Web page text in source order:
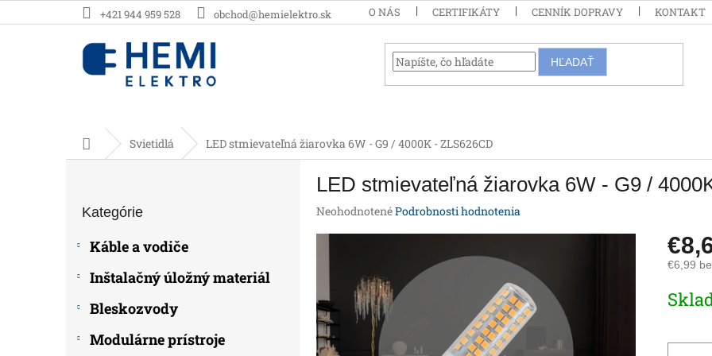
na
+421 944 959 528 obchod@hemielektro.sk O NÁS CERTIFIKÁTY CENNÍK DOPRAVY KONTAKT
HĽADAŤ
DomovSvietidlá LED stmievateľná žiarovka 6W - G9 / 4000K - ZLS626CD
kategórie
Kategórie
Káble a vodiče
Inštalačný úložný materiál
Bleskozvody
Modulárne prístroje
LED stmievateľná žiarovka 6W - G9 /
Priemerné
5
hviezdičiek.
NeohodnotenéPodrobnosti hodnotenia
€6,99
cena: